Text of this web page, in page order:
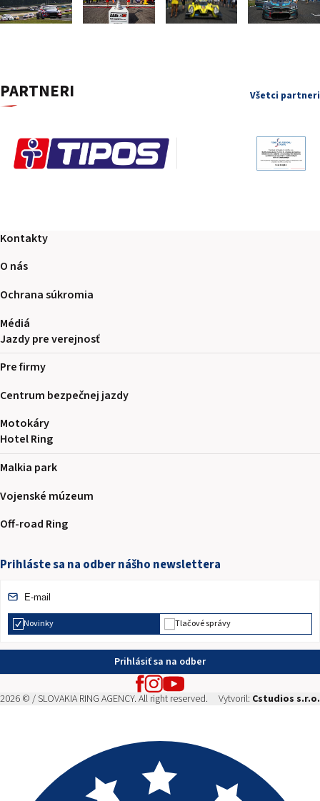
PARTNERI Všetci partneri
Kontakty
O nás
Ochrana súkromia
Médiá
Jazdy pre verejnosť
Pre firmy
Centrum bezpečnej jazdy
Motokáry
Hotel Ring
Malkia park
Vojenské múzeum
Off-road Ring
Prihláste sa na odber nášho newslettera
Novinky Tlačové správy
Prihlásiť sa na odber
2026 © / SLOVAKIA RING AGENCY. All right reserved. Vytvoril: Cstudios s.r.o.